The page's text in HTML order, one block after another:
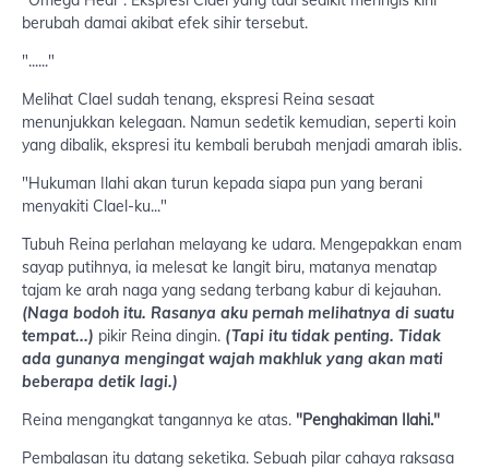
berubah damai akibat efek sihir tersebut.
"......"
Melihat Clael sudah tenang, ekspresi Reina sesaat
menunjukkan kelegaan. Namun sedetik kemudian, seperti koin
yang dibalik, ekspresi itu kembali berubah menjadi amarah iblis.
"Hukuman Ilahi akan turun kepada siapa pun yang berani
menyakiti Clael-ku..."
Tubuh Reina perlahan melayang ke udara. Mengepakkan enam
sayap putihnya, ia melesat ke langit biru, matanya menatap
tajam ke arah naga yang sedang terbang kabur di kejauhan.
(Naga bodoh itu. Rasanya aku pernah melihatnya di suatu
tempat...) pikir Reina dingin. (Tapi itu tidak penting. Tidak
ada gunanya mengingat wajah makhluk yang akan mati
beberapa detik lagi.)
Reina mengangkat tangannya ke atas. "Penghakiman Ilahi."
Pembalasan itu datang seketika. Sebuah pilar cahaya raksasa